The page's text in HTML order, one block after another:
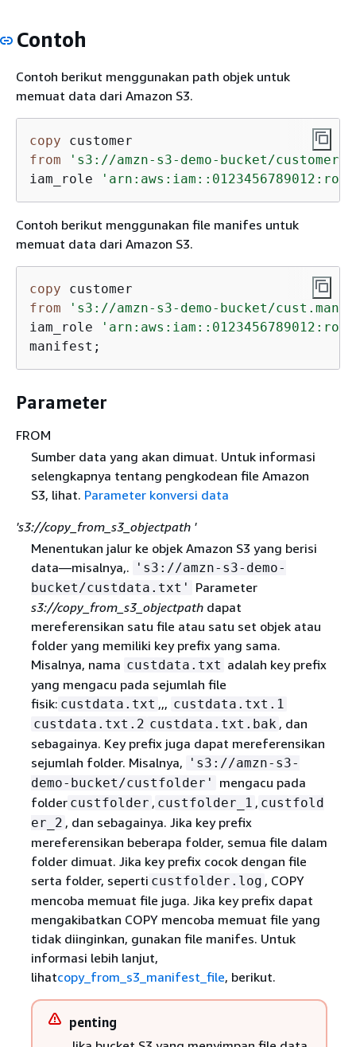
Contoh
Contoh berikut menggunakan path objek untuk
memuat data dari Amazon S3.
copy customer
from
's3://amzn-s3-demo-bucket/customer'
iam_role
Contoh berikut menggunakan file manifes untuk
memuat data dari Amazon S3.
copy customer
from
's3://amzn-s3-demo-bucket/
iam_role
manifest;
Parameter
FROM
Sumber data yang akan dimuat. Untuk informasi
selengkapnya tentang pengkodean file Amazon
S3, lihat. Parameter konversi data
's3://copy_from_s3_objectpath '
Menentukan jalur ke objek Amazon S3 yang berisi
data—misalnya,.
's3://amzn-s3-demo-
bucket/custdata.txt'
Parameter
s3://copy_from_s3_objectpathdapat
mereferensikan satu file atau satu set objek atau
folder yang memiliki key prefix yang sama.
Misalnya, nama custdata.txt adalah key prefix
yang mengacu pada sejumlah file
fisik: custdata.txt ,,, custdata.txt.1
custdata.txt.2 custdata.txt.bak , dan
sebagainya. Key prefix juga dapat mereferensikan
sejumlah folder. Misalnya,
's3://amzn-s3-
demo-bucket/custfolder'
mengacu pada
folder custfolder , custfolder_1 , custfold
er_2 , dan sebagainya. Jika key prefix
mereferensikan beberapa folder, semua file dalam
folder dimuat. Jika key prefix cocok dengan file
serta folder, seperti custfolder.log , COPY
mencoba memuat file juga. Jika key prefix dapat
mengakibatkan COPY mencoba memuat file yang
tidak diinginkan, gunakan file manifes. Untuk
informasi lebih lanjut,
lihatcopy_from_s3_manifest_file, berikut.
penting